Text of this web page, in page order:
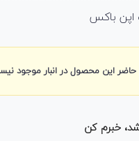
باکس
حاضر این محصول در انبار موجود
خبرم کن